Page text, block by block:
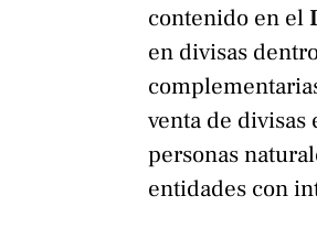
contenido en el
en divisas
venta de
personas
entidades con